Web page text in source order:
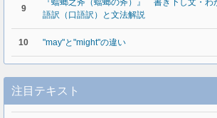
9
『蟷螂之斧（蟷螂の斧）』 書き下し文・わ
語訳（口語訳）と文法解説
10 "may"と"might"の違い
注目テキスト